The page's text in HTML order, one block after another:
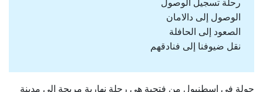
رحلة تسجيل الوصول
الوصول إلى دالامان
الصعود إلى الحافلة
نقل ضيوفنا إلى فنادقهم
جولة في اسطنبول من فتحية هي رحلة نهارية مربحة إلى مدينة